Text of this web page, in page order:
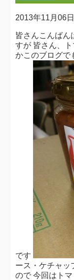
2013年11月06
皆さんこんばん
すが 皆さん、
かこのブログで
です
ース・ケチャッ
ので 今回はト